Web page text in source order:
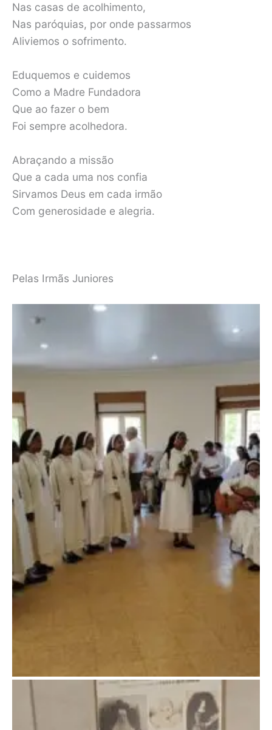
Nas casas de acolhimento,
Nas paróquias, por onde passarmos
Aliviemos o sofrimento.
Eduquemos e cuidemos
Como a Madre Fundadora
Que ao fazer o bem
Foi sempre acolhedora.
Abraçando a missão
Que a cada uma nos confia
Sirvamos Deus em cada irmão
Com generosidade e alegria.
Pelas Irmãs Juniores